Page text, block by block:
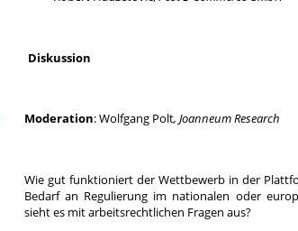
Diskussion
Moderation: Wolfgang Polt, Joanneum Research
Wie gut funktioniert der Wettbewerb in der
Bedarf an Regulierung im nationalen oder
sieht es mit arbeitsrechtlichen Fragen aus?